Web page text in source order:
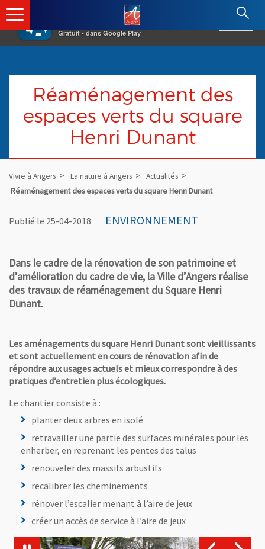
×
Gratuit - dans Google Play
Angers.fr : Retour à l'accueil
Réaménagement des
espaces verts du square
Henri Dunant
Vivre à Angers La nature à Angers
Actualités
Réaménagement des espaces verts du square Henri Dunant
Publié le 25-04-2018 ENVIRONNEMENT
Dans le cadre de la rénovation de son patrimoine et
d’amélioration du cadre de vie, la Ville d’Angers réalise
des travaux de réaménagement du Square Henri
Dunant.
Les aménagements du square Henri Dunant sont vieillissants
et sont actuellement en cours de rénovation afin de
répondre aux usages actuels et mieux correspondre à des
pratiques d’entretien plus écologiques.
Le chantier consiste à :
planter deux arbres en isolé
retravailler une partie des surfaces minérales pour les
enherber, en reprenant les pentes des talus
renouveler des massifs arbustifs
recalibrer les cheminements
rénover l’escalier menant à l’aire de jeux
créer un accès de service à l’aire de jeux